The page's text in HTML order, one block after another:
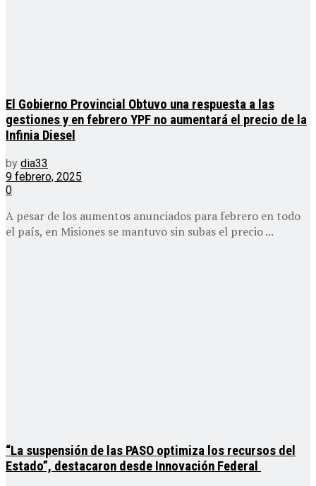
El Gobierno Provincial Obtuvo una respuesta a las
gestiones y en febrero YPF no aumentará el precio de la
Infinia Diesel
by dia33
9 febrero, 2025
0
A pesar de los aumentos anunciados para febrero en todo
el país, en Misiones se mantuvo sin subas el precio ...
“La suspensión de las PASO optimiza los recursos del
Estado”, destacaron desde Innovación Federal